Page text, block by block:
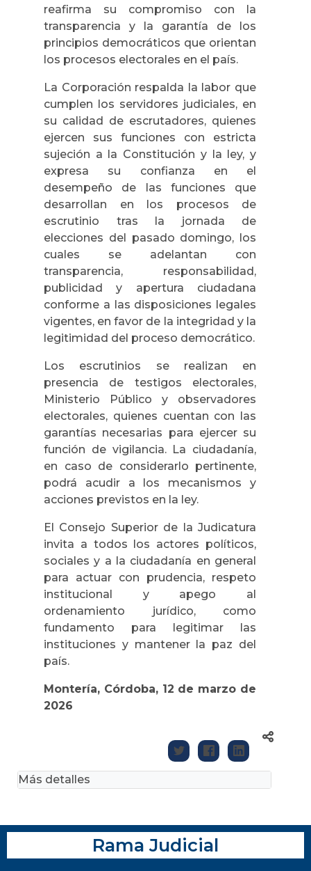
reafirma su compromiso con la
transparencia y la garantía de los
principios democráticos que orientan
los procesos electorales en el país.
La Corporación respalda la labor que
cumplen los servidores judiciales, en
su calidad de escrutadores, quienes
ejercen sus funciones con estricta
sujeción a la Constitución y la ley, y
expresa su confianza en el
desempeño de las funciones que
desarrollan en los procesos de
escrutinio tras la jornada de
elecciones del pasado domingo, los
cuales se adelantan con
transparencia, responsabilidad,
publicidad y apertura ciudadana
conforme a las disposiciones legales
vigentes, en favor de la integridad y la
legitimidad del proceso democrático.
Los escrutinios se realizan en
presencia de testigos electorales,
Ministerio Público y observadores
electorales, quienes cuentan con las
garantías necesarias para ejercer su
función de vigilancia. La ciudadanía,
en caso de considerarlo pertinente,
podrá acudir a los mecanismos y
acciones previstos en la ley.
El Consejo Superior de la Judicatura
invita a todos los actores políticos,
sociales y a la ciudadanía en general
para actuar con prudencia, respeto
institucional y apego al
ordenamiento jurídico, como
fundamento para legitimar las
instituciones y mantener la paz del
país.
Montería, Córdoba, 12 de marzo de
2026
Más detalles
Rama Judicial